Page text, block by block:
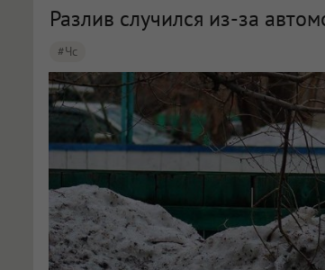
Разлив случился из-за
#чс